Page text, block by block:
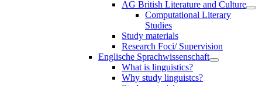
AG British Literature and Culture
Computational Literary
Studies
Study materials
Research Foci/ Supervision
Englische Sprachwissenschaft
What is linguistics?
Why study linguistcs?